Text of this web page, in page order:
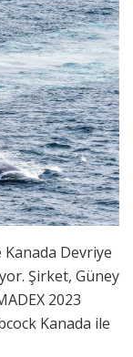
Devriye
Şirket, Güney
2023
Kanada ile